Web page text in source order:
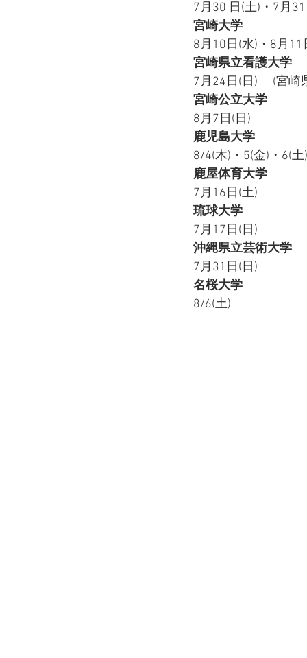
7月30 日(土)・7月
宮崎大学
8月10日(水)・8月11
宮崎県立看護大学
7月24日(日)　 (宮崎
宮崎公立大学
8月7日(日)
鹿児島大学
8/4(木)・5(金)・6(
鹿屋体育大学
7月16日(土)
琉球大学
7月17日(日)
沖縄県立芸術大学
7月31日(日)
名桜大学
8/6(土)